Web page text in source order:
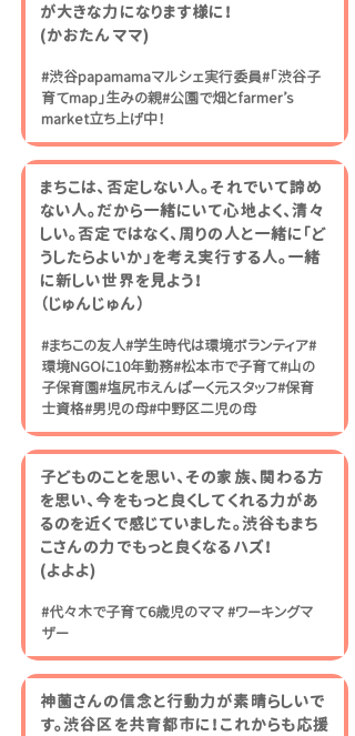
が大きな力になります様に！
​(かおたんママ)
#渋谷papamamaマルシェ実行委員#「渋谷子
育てmap」生みの親#公園で畑とfarmer’s
market立ち上げ中！
まちこは、否定しない人。それでいて諦め
ない人。だから一緒にいて心地よく、清々
しい。否定ではなく、周りの人と一緒に「ど
うしたらよいか」を考え実行する人。一緒
に新しい世界を見よう！
（じゅんじゅん）
#まちこの友人#学生時代は環境ボランティア#
環境NGOに10年勤務#松本市で子育て#山の
子保育園#塩尻市えんぱーく元スタッフ#保育
士資格#男児の母#中野区二児の母
子どものことを思い、その家族、関わる方
を思い、今をもっと良くしてくれる力があ
るのを近くで感じていました。渋谷もまち
こさんの力でもっと良くなるハズ！
(よよよ)
#代々木で子育て6歳児のママ #ワーキングマ
ザー
神薗さんの信念と行動力が素晴らしいで
す。渋谷区を共育都市に！これからも応援